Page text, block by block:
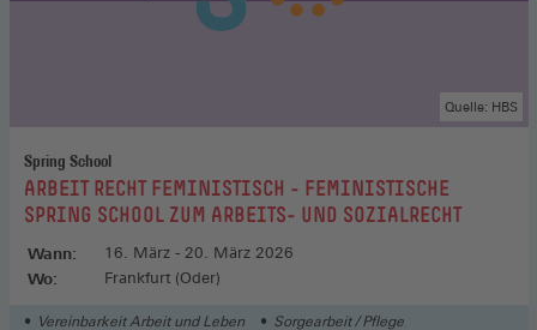
Spring School
:ARBEIT RECHT FEMINISTISCH - FEMINISTISCHE
SPRING SCHOOL ZUM ARBEITS- UND SOZIALRECHT
Quelle: HBS
Wann: 16. März - 20. März 2026
Wo: Frankfurt (Oder)
Vereinbarkeit Arbeit und Leben
Sorgearbeit / Pflege